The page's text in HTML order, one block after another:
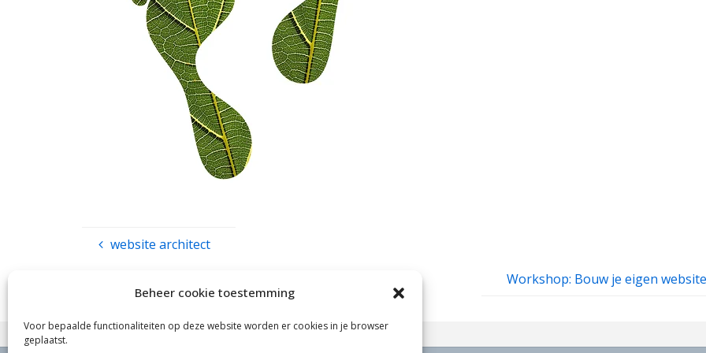
Beheer cookie toestemming
Voor bepaalde functionaliteiten op deze website worden er cookies in je browser
geplaatst.
website architect
Workshop: Bouw je eigen